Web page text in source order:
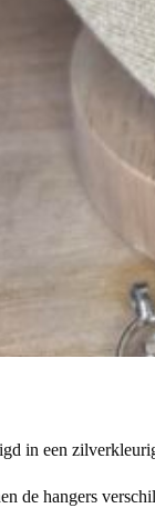
in een
de hangers